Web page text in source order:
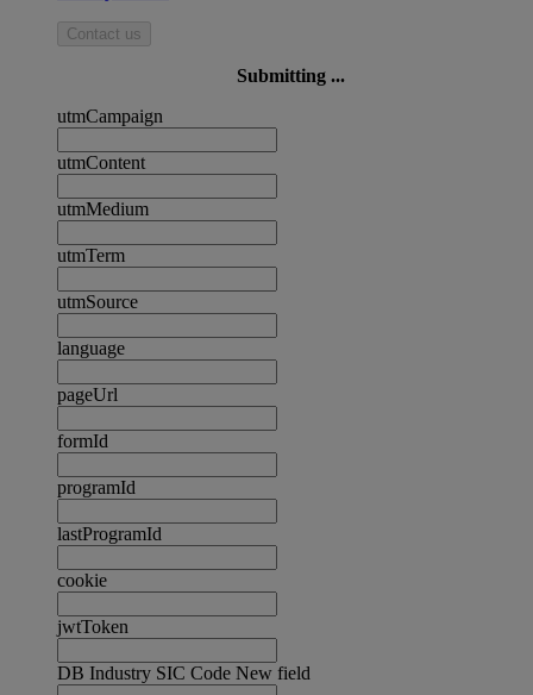
Contact us
Submitting ...
utmCampaign
utmContent
utmMedium
utmTerm
utmSource
language
pageUrl
formId
programId
lastProgramId
cookie
jwtToken
DB Industry SIC Code New field